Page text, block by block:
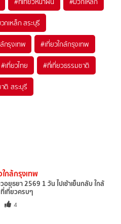
กเหล็ก สระบุรี
กรุงเทพ #เที่ยวใกล้กรุงเทพ
#เที่ยวไทย #ที่เที่ยวธรรมชาติ
ติ สระบุรี
ใกล้กรุงเทพ
อยุธยา 2569 1 วัน ไปเช้าเย็นกลับ ใกล้
เที่ยวครบๆ
4